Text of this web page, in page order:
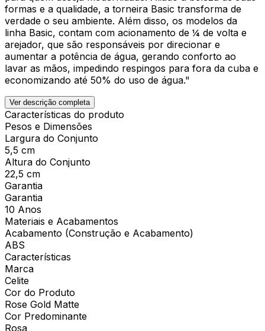
formas e a qualidade, a torneira Basic transforma de
verdade o seu ambiente. Além disso, os modelos da
linha Basic, contam com acionamento de ¼ de volta e
arejador, que são responsáveis por direcionar e
aumentar a potência de água, gerando conforto ao
lavar as mãos, impedindo respingos para fora da cuba e
economizando até 50% do uso de água."
Ver descrição completa
Características do produto
Pesos e Dimensões
Largura do Conjunto
5,5 cm
Altura do Conjunto
22,5 cm
Garantia
Garantia
10 Anos
Materiais e Acabamentos
Acabamento (Construção e Acabamento)
ABS
Características
Marca
Celite
Cor do Produto
Rose Gold Matte
Cor Predominante
Rosa